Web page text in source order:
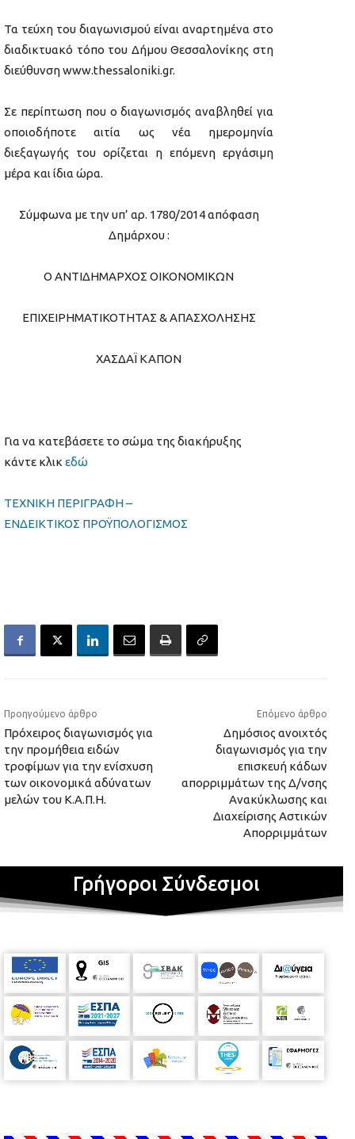
Τα τεύχη του διαγωνισμού είναι αναρτημένα στο
διαδικτυακό τόπο του Δήμου Θεσσαλονίκης στη
διεύθυνση www.thessaloniki.gr.
Σε περίπτωση που ο διαγωνισμός αναβληθεί για
οποιοδήποτε αιτία ως νέα ημερομηνία
διεξαγωγής του ορίζεται η επόμενη εργάσιμη
μέρα και ίδια ώρα.
Σύμφωνα με την υπ’ αρ. 1780/2014 απόφαση
Δημάρχου :
Ο ΑΝΤΙΔΗΜΑΡΧΟΣ ΟΙΚΟΝΟΜΙΚΩΝ
ΕΠΙΧΕΙΡΗΜΑΤΙΚΟΤΗΤΑΣ & ΑΠΑΣΧΟΛΗΣΗΣ
ΧΑΣΔΑΪ ΚΑΠΟΝ
Για να κατεβάσετε το σώμα της διακήρυξης
κάντε κλικ εδώ
ΤΕΧΝΙΚΗ ΠΕΡΙΓΡΑΦΗ –
ΕΝΔΕΙΚΤΙΚΟΣ ΠΡΟΫΠΟΛΟΓΙΣΜΟΣ
Προηγούμενο άρθρο
Πρόχειρος διαγωνισμός για
την προμήθεια ειδών
τροφίμων για την ενίσχυση
των οικονομικά αδύνατων
μελών του Κ.Α.Π.Η.
Επόμενο άρθρο
Δημόσιος ανοιχτός
διαγωνισμός για την
επισκευή κάδων
απορριμμάτων της Δ/νσης
Ανακύκλωσης και
Διαχείρισης Αστικών
Απορριμμάτων
Γρήγοροι Σύνδεσμοι